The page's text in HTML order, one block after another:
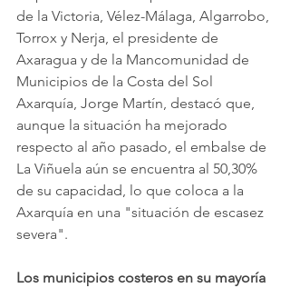
de la Victoria, Vélez-Málaga, Algarrobo,
Torrox y Nerja, el presidente de
Axaragua y de la Mancomunidad de
Municipios de la Costa del Sol
Axarquía, Jorge Martín, destacó que,
aunque la situación ha mejorado
respecto al año pasado, el embalse de
La Viñuela aún se encuentra al 50,30%
de su capacidad, lo que coloca a la
Axarquía en una "situación de escasez
severa".
Los municipios costeros en su mayoría